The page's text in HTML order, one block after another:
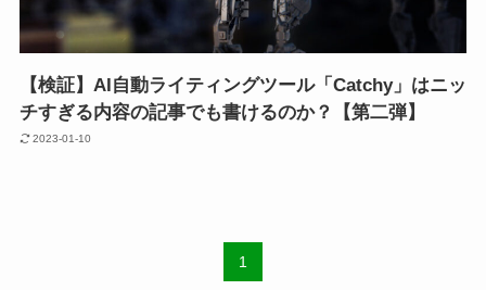
【検証】AI自動ライティングツール「Catchy」はニッ
チすぎる内容の記事でも書けるのか？【第二弾】
2023-01-10
1